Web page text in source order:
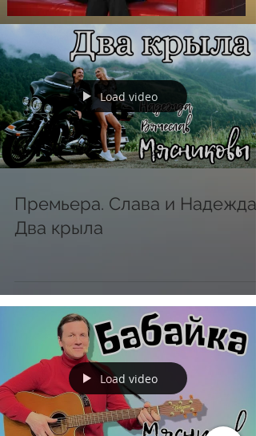
Load video
Премьера. Слава и Надежда.
Два крыла
Load video